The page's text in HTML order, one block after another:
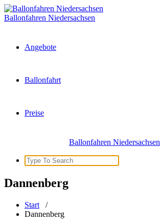
Zum
Inhalt
Ballonfahren Niedersachsen
Angebote
Ballonfahrt
Preise
Ballonfahren Niedersachsen
Search
for:
Dannenberg
Start /
Dannenberg